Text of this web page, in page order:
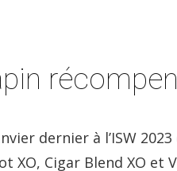
dernier à l’ISW
XO, Cigar Blend XO et